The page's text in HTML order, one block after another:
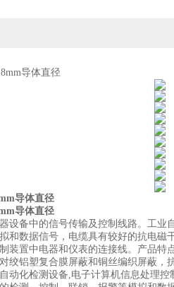
导体直径
导体直径
设备中的信号传输及控制线路。工
和数据信号，电缆具有较好的抗电
装置中电器和仪表的连接线。产品
绞铝塑复合膜屏蔽和铜丝编织屏蔽
动化检测设备,电子计算机信息处理